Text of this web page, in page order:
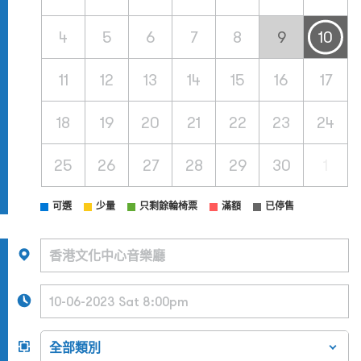
4 5 6 7 8 9 10
11 12 13 14 15 16 17
18 19 20 21 22 23 24
25 26 27 28 29 30
可選 少量 只剩餘輪椅票 滿額 已停售